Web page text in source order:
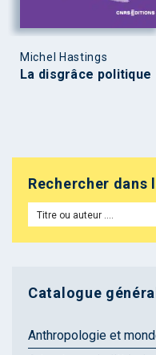
Michel Hastings
La disgrâce politique
Rechercher dans
Catalogue général
Anthropologie et